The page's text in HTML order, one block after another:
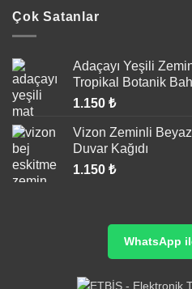
Çok Satanlar
Adaçayı Yeşili
Tropikal Botanik
1.150 ₺
Vizon Zeminli
Duvar Kağıdı
1.150 ₺
WhatsApp